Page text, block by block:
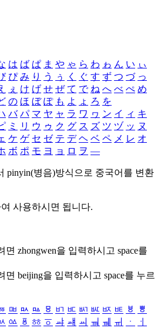
は ば ぱ ま や ゃ ら わ ゎ ん い ぃ
ぴ み り う ぅ く ぐ す ず つ づ っ
ぇ け げ せ ぜ て で ね へ べ ぺ め
の ほ ぼ ぽ も よ ょ ろ を
バ パ マ ヤ ャ ラ ワ ヮ ン イ ィ キ
ミ リ ウ ゥ ク グ ス ズ ツ ヅ ッ ヌ
ケ ゲ セ ゼ テ デ ヘ ベ ペ メ レ オ
ボ ポ モ ヨ ョ ロ ヲ ―
pinyin(병음)방식으로 중국어를 변환
사용하시면 됩니다.
면 zhongwen을 입력하시고 space를
면 beijing을 입력하시고 space를 누르
ㅮ ㅯ ㅰ ㅱ ㅲ ㅳ ㅴ ㅵ ㅶ ㅷ ㅸ
ㅹ
ㆃ ㆄ ㆅ ㆆ ㆇ ㆈ ㆉ ㆊ ㆋ ㆌ ㆍ
ㆎ